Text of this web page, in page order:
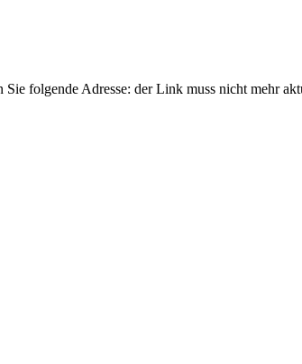
folgende Adresse: der Link muss nicht mehr